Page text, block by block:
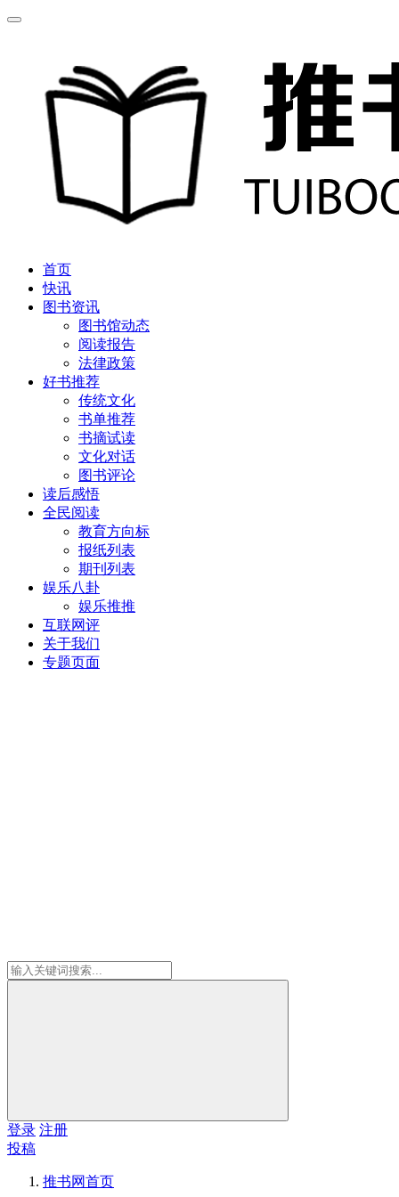
首页
快讯
图书资讯
图书馆动态
阅读报告
法律政策
好书推荐
传统文化
书单推荐
书摘试读
文化对话
图书评论
读后感悟
全民阅读
教育方向标
报纸列表
期刊列表
娱乐八卦
娱乐推推
互联网评
关于我们
专题页面
登录 注册
投稿
推书网首页